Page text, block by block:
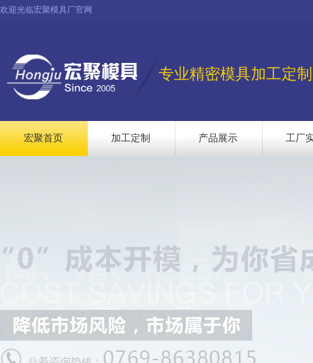
欢迎光临宏聚模具厂官网
专业精密模具加工定制
宏聚首页 加工定制 产品展示 工厂